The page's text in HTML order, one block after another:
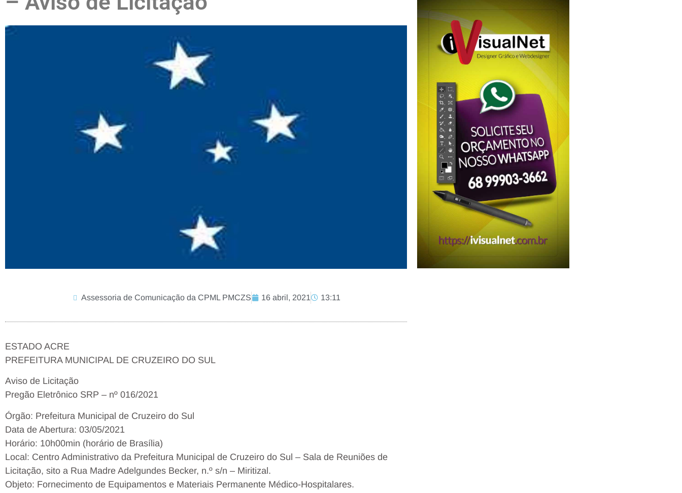
Assessoria de Comunicação da CPML PMCZS 16 abril, 2021 13:11
ESTADO ACRE
PREFEITURA MUNICIPAL DE CRUZEIRO DO SUL
Aviso de Licitação
Pregão Eletrônico SRP – nº 016/2021
Órgão: Prefeitura Municipal de Cruzeiro do Sul
Data de Abertura: 03/05/2021
Horário: 10h00min (horário de Brasília)
Local: Centro Administrativo da Prefeitura Municipal de Cruzeiro do Sul – Sala de Reuniões de
Licitação, sito a Rua Madre Adelgundes Becker, n.º s/n – Miritizal.
Objeto: Fornecimento de Equipamentos e Materiais Permanente Médico-Hospitalares.